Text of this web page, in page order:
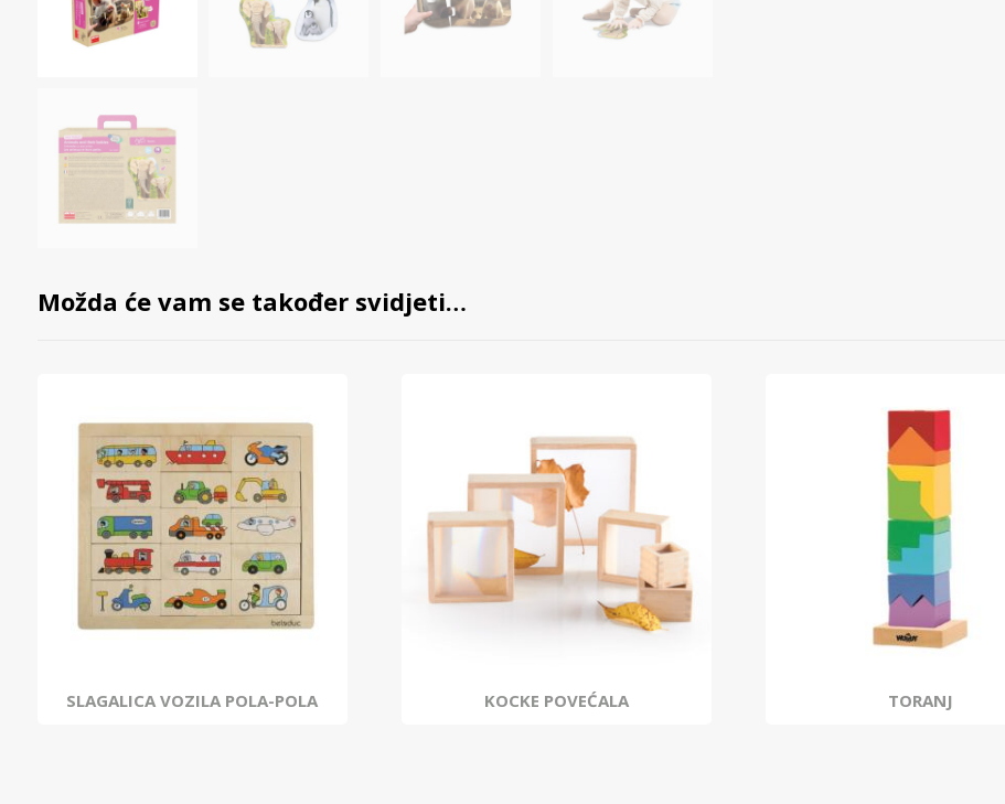
Možda će vam se također svidjeti…
SLAGALICA VOZILA POLA-POLA KOCKE POVEĆALA TORANJ